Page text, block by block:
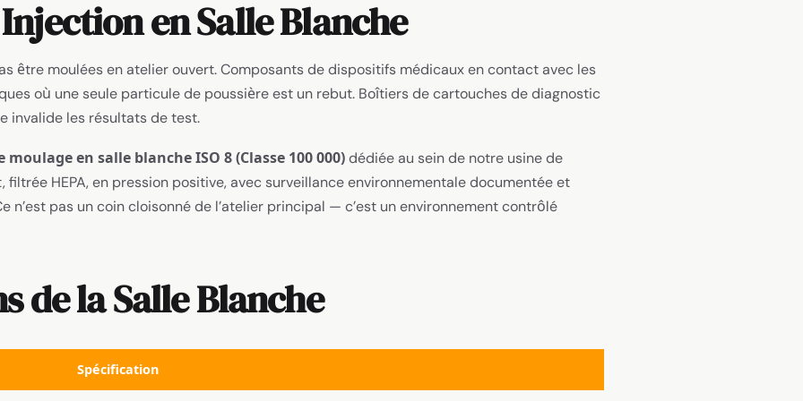
en Salle Blanche
être moulées en atelier ouvert. Composants de dispositifs médicaux en contact avec les
où une seule particule de poussière est un rebut. Boîtiers de cartouches de diagnostic
invalide les résultats de test.
moulage en salle blanche ISO 8 (Classe 100 000)dédiée au sein de notre usine de
filtrée HEPA, en pression positive, avec surveillance environnementale documentée et
n’est pas un coin cloisonné de l’atelier principal — c’est un environnement contrôlé
de la Salle Blanche
Spécification